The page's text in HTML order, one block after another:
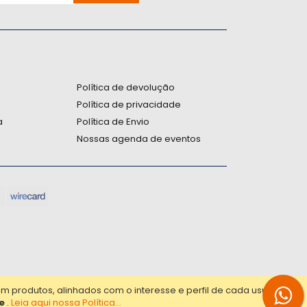
produtos, alinhados com o interesse e perfil de cada usuário.
. Leia aqui nossa Política...
Política de devolução
Política de privacidade
Política de Envio
Nossas agenda de eventos